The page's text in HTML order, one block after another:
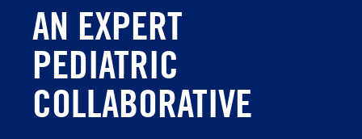
AN EXPERT
PEDIATRIC
COLLABORATIVE